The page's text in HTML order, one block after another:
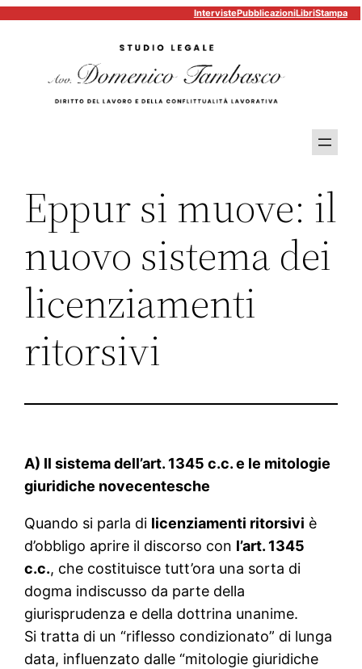
Vai
IntervistePubblicazioniLibriStampa
Eppur si muove: il
nuovo sistema dei
licenziamenti
ritorsivi
A) Il sistema dell’art. 1345 c.c. e le mitologie
giuridiche novecentesche
Quando si parla di licenziamenti ritorsivi è
d’obbligo aprire il discorso con l’art. 1345
c.c., che costituisce tutt’ora una sorta di
dogma indiscusso da parte della
giurisprudenza e della dottrina unanime.
Si tratta di un “riflesso condizionato” di lunga
data, influenzato dalle “mitologie giuridiche